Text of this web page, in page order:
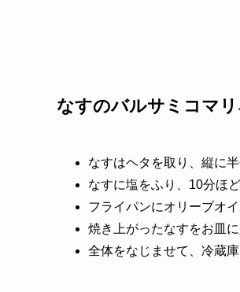
なすのバルサミコマ
なすはヘタを取り、縦に
なすに塩をふり、10分ほ
フライパンにオリーブオ
焼き上がったなすをお皿
全体をなじませて、冷蔵